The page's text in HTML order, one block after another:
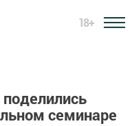
18+
семинаре